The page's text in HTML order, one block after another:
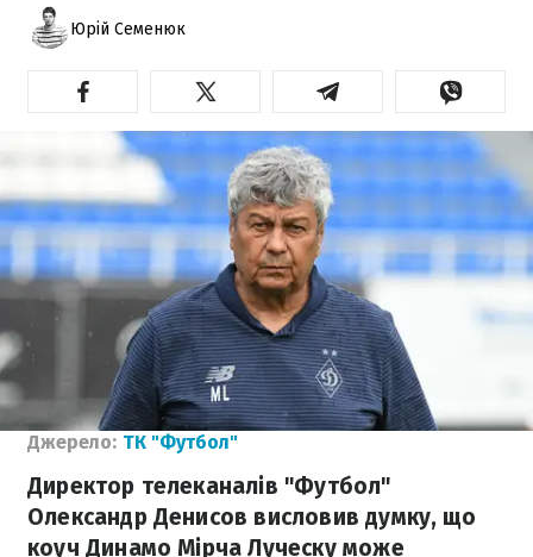
Юрій Семенюк
Джерело: ТК "Футбол"
Директор телеканалів "Футбол"
Олександр Денисов висловив думку, що
коуч Динамо Мірча Луческу може